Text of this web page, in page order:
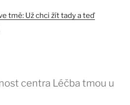
tmě: Už chci žít tady a teď
centra Léčba tmou u